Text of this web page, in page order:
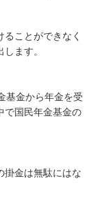
ことができなく
ます。
基金から年金を受
で国民年金基金の
掛金は無駄にはな